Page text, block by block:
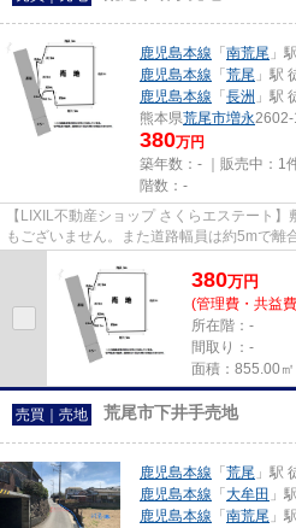
鹿児島本線 「 南荒尾 」
鹿児島本線 「 荒尾 」駅
鹿児島本線 「 長洲 」駅
熊本県荒尾市増永2602-
380万円
築年数：- ｜販売中： 1
階数：-
【LIXIL不動産ショップ さくらエステート
もございません。また道路幅員は約5mで離
380万円
(管理費・共益
所在階：-
間取り：-
面積：855.00㎡
売買｜売地 荒尾市下井手売地
鹿児島本線 「 荒尾 」駅
鹿児島本線 「 大牟田 」
鹿児島本線 「 南荒尾 」